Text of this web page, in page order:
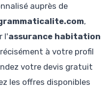
auprès de
,
l'assurance habitation
à votre profil
votre devis gratuit
les offres disponibles